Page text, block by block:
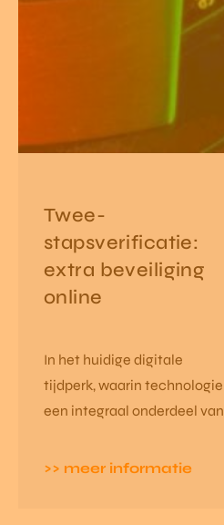
Twee-
stapsverificatie:
extra beveiliging
online
In het huidige digitale
tijdperk, waarin technologie
een integraal onderdeel van
geworden, is de veiligheid
>> meer informatie